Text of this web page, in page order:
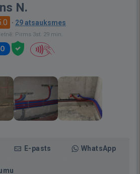
N.
· 29 atsauksmes
Pirms 3st. 29 min.
E-pasts WhatsApp